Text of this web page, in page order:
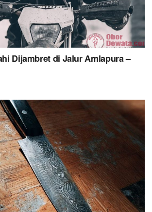
Dijambret di Jalur Amlapura –